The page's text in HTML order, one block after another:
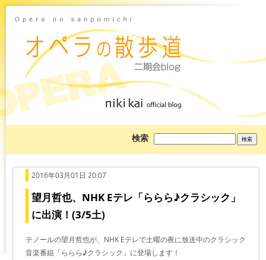
検索
を
2016年03月01日 20:07
望月哲也、NHK Eテレ「ららら♪クラシック」
に出演！(3/5土)
テノールの望月哲也が、NHK Eテレで土曜の夜に放送中のクラシック
音楽番組「ららら♪クラシック」に登場します！